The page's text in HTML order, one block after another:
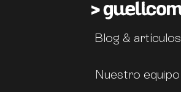
Blog & artículos
Nuestro equipo